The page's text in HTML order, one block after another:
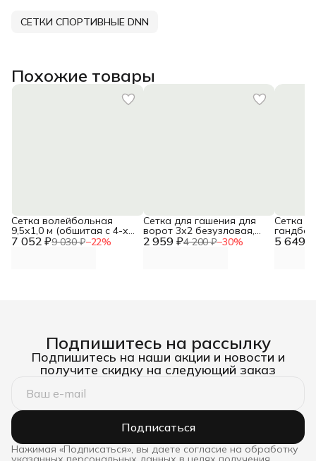
СЕТКИ СПОРТИВНЫЕ DNN
Похожие товары
7 052 ₽9 030 ₽−22%
Сетка волейбольная
9,5х1,0 м (обшитая с 4-х
сторон), яч. 100*100 мм, 2 959 ₽4 200 ₽−30%
Сетка для гашения для
ворот 3х2 безузловая,
яч. 100*100 мм, диаметр 5 649 ₽
Сетка
Подпишитесь на рассылку
Подпишитесь на наши акции и новости и
получите скидку на следующий заказ
Подписаться
Нажимая «Подписаться», вы даете согласие на обработку